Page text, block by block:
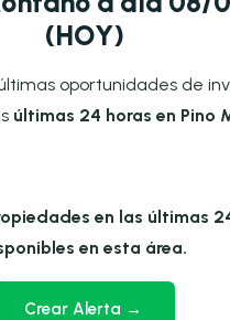
(HOY)
oportunidades de
últimas 24 horas en Pino
en las últimas
en esta área.
Crear Alerta →